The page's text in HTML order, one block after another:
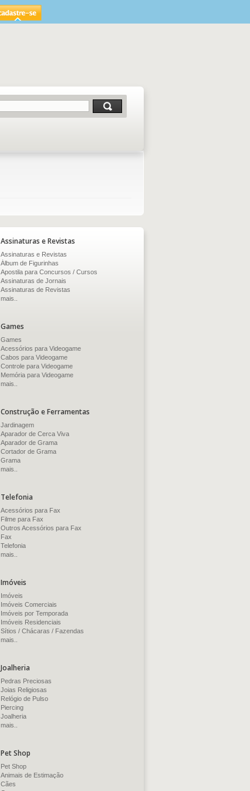
Assinaturas e Revistas
Assinaturas e Revistas
Álbum de Figurinhas
Apostila para Concursos / Cursos
Assinaturas de Jornais
Assinaturas de Revistas
mais..
Games
Games
Acessórios para Videogame
Cabos para Videogame
Controle para Videogame
Memória para Videogame
mais..
Construção e Ferramentas
Jardinagem
Aparador de Cerca Viva
Aparador de Grama
Cortador de Grama
Grama
mais..
Telefonia
Acessórios para Fax
Filme para Fax
Outros Acessórios para Fax
Fax
Telefonia
mais..
Imóveis
Imóveis
Imóveis Comerciais
Imóveis por Temporada
Imóveis Residenciais
Sítios / Chácaras / Fazendas
mais..
Joalheria
Pedras Preciosas
Joias Religiosas
Relógio de Pulso
Piercing
Joalheria
mais..
Pet Shop
Pet Shop
Animais de Estimação
Cães